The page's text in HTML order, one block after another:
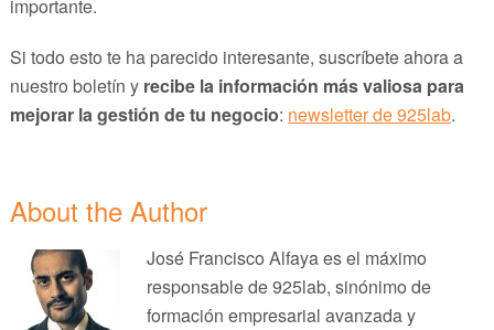
importante.
Si todo esto te ha parecido interesante, suscríbete ahora a
nuestro boletín y recibe la información más valiosa para
mejorar la gestión de tu negocio: newsletter de 925lab.
About the Author
José Francisco Alfaya es el máximo
responsable de 925lab, sinónimo de
formación empresarial avanzada y